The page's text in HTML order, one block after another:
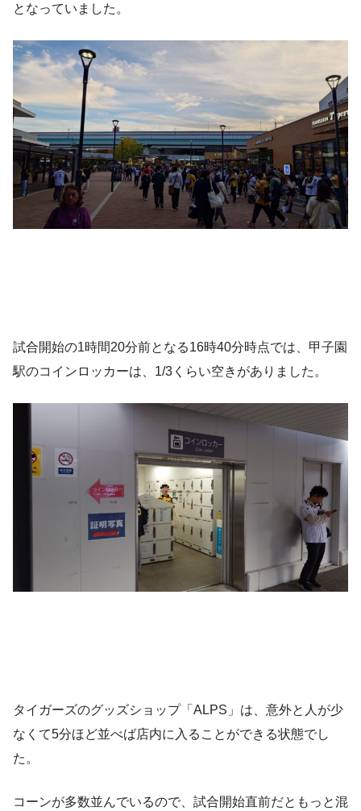
となっていました。
試合開始の1時間20分前となる16時40分時点では、甲子園
駅のコインロッカーは、1/3くらい空きがありました。
タイガーズのグッズショップ「ALPS」は、意外と人が少
なくて5分ほど並べば店内に入ることができる状態でし
た。
コーンが多数並んでいるので、試合開始直前だともっと混